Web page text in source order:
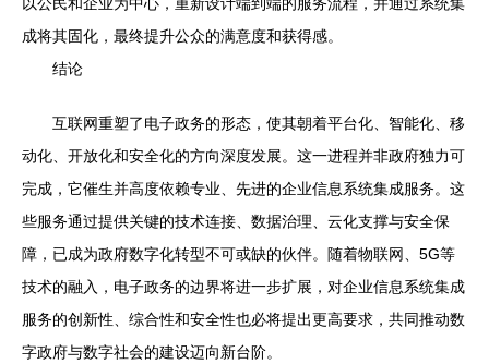
成将其固化，最终提升公众的满意度和获得感。
结论
互联网重塑了电子政务的形态，使其朝着平台化、智能化、移
动化、开放化和安全化的方向深度发展。这一进程并非政府独力可
完成，它催生并高度依赖专业、先进的企业信息系统集成服务。这
些服务通过提供关键的技术连接、数据治理、云化支撑与安全保
障，已成为政府数字化转型不可或缺的伙伴。随着物联网、5G等
技术的融入，电子政务的边界将进一步扩展，对企业信息系统集成
服务的创新性、综合性和安全性也必将提出更高要求，共同推动数
字政府与数字社会的建设迈向新台阶。